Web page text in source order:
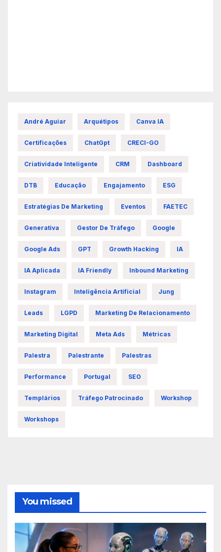
André Aguiar Arquétipos Canva IA
Certificações ChatGpt CRECI-GO
Criatividade Inteligente CRM Dashboard
DTB Educação Engajamento ESG
Estratégias De Marketing Eventos FAETEC
Generativa Gestor De Tráfego Google
Google Ads GPT Growth Hacking IA
IA Aplicada IA Friendly Inbound Marketing
Instagram Inteligência Artificial Jung
Leads LGPD Marketing De Relacionamento
Marketing Digital Meta Ads Métricas
Palestra Palestrante Palestras
Performance Portugal SEO
Templários Tráfego Patrocinado Workshop
Workshops
You missed